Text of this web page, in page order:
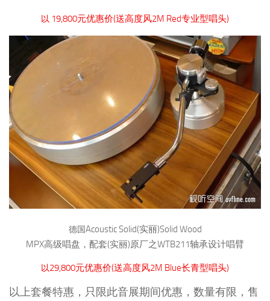
以 19,800元优惠价(送高度风2M Red专业型唱头)
德国 Acoustic Solid(实丽)Solid Wood
MPX高级唱盘，配套(实丽)原厂之WTB211轴承设计唱臂
以29,800元优惠价(送高度风2M Blue长青型唱头)
以上套餐特惠，只限此音展期间优惠，数量有限，售